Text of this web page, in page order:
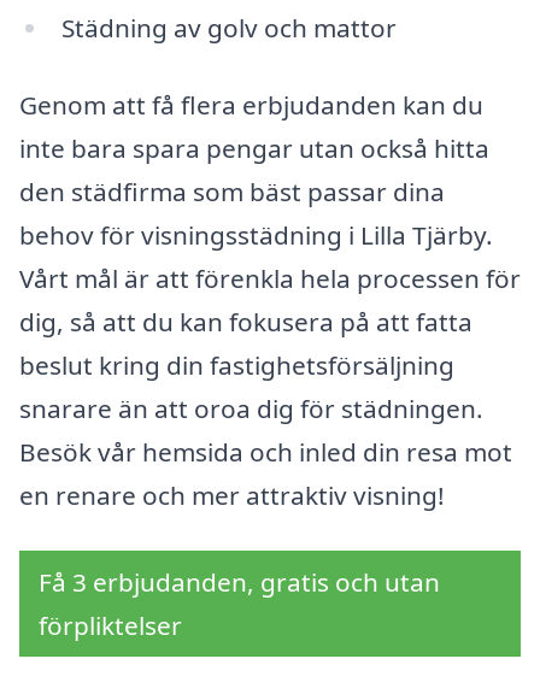
Städning av golv och mattor
Genom att få flera erbjudanden kan du
inte bara spara pengar utan också hitta
den städfirma som bäst passar dina
behov för visningsstädning i Lilla Tjärby.
Vårt mål är att förenkla hela processen för
dig, så att du kan fokusera på att fatta
beslut kring din fastighetsförsäljning
snarare än att oroa dig för städningen.
Besök vår hemsida och inled din resa mot
en renare och mer attraktiv visning!
Få 3 erbjudanden, gratis och utan
förpliktelser